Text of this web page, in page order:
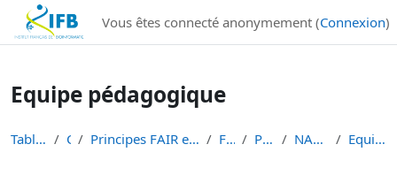
Institut Français de Bioinformatique - Les formations
Passer au contenu principalVous êtes connecté anonymement (Connexion)
Equipe pédagogique
Tableau de bord Cours Principes FAIR en bioinformatique et gestion des d... FAIR-DATA PLANT-DATA NARO-INRAE 2024 Equipe pédagogique